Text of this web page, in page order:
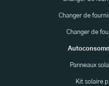
Changer de
Changer de
Panneaux
Kit solaire